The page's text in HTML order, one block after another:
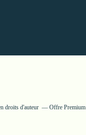
droits d'auteur Offre Premium